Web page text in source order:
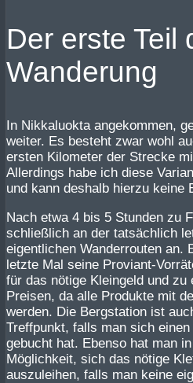
Der erste Teil
Wanderung
In Nikkaluokta angekommen,
weiter. Es besteht zwar wohl
ersten Kilometer der Strecke
Allerdings habe ich diese
und kann deshalb hierzu keine
Nach etwa 4 bis 5 Stunden zu
schließlich an der tatsächlich
eigentlichen Wanderrouten an.
letzte Mal seine Proviant-
für das nötige Kleingeld und zu
Preisen, da alle Produkte mit
werden. Die Bergstation ist
Treffpunkt, falls man sich
gebucht hat. Ebenso hat man
Möglichkeit, sich das nötige
auszuleihen, falls man keine